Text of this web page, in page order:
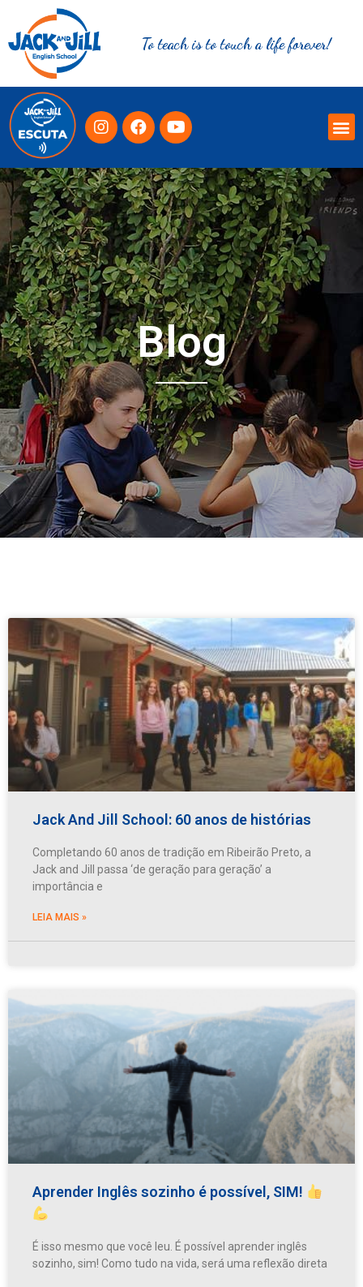
To teach is to touch a life forever!
Blog
Jack And Jill School: 60 anos de histórias
Completando 60 anos de tradição em Ribeirão Preto, a
Jack and Jill passa ‘de geração para geração’ a
importância e
LEIA MAIS »
Aprender Inglês sozinho é possível, SIM!
É isso mesmo que você leu. É possível aprender inglês
sozinho, sim! Como tudo na vida, será uma reflexão direta